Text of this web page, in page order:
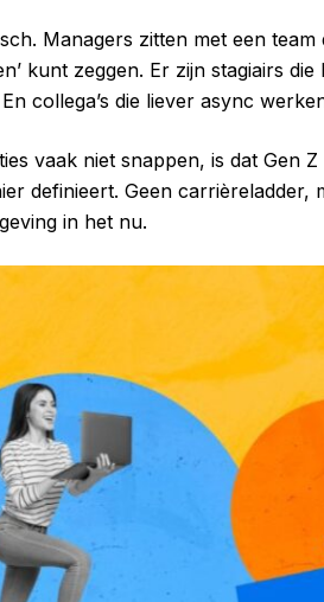
Managers zitten met een
kunt zeggen. Er zijn stagiairs
collega’s die liever async
vaak niet snappen, is dat Gen
definieert. Geen
in het nu.